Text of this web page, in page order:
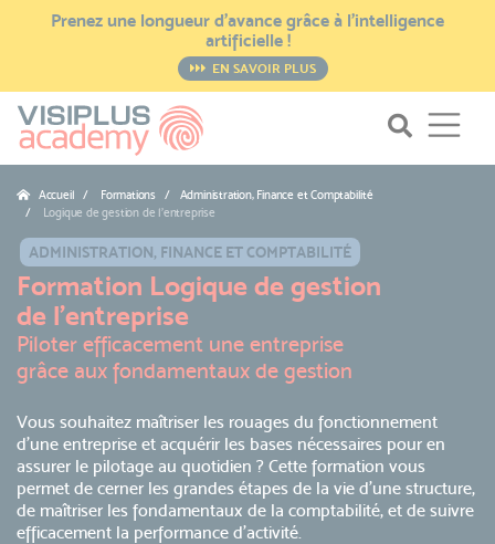
Prenez une longueur d’avance grâce à l’intelligence
artificielle !
EN SAVOIR PLUS
Accueil
Formations / Administration, Finance et Comptabilité
Logique de gestion de l'entreprise
ADMINISTRATION, FINANCE ET COMPTABILITÉ
Formation Logique de gestion
de l'entreprise
Piloter efficacement une entreprise
grâce aux fondamentaux de gestion
Vous souhaitez maîtriser les rouages du fonctionnement
d'une entreprise et acquérir les bases nécessaires pour en
assurer le pilotage au quotidien ? Cette formation vous
permet de cerner les grandes étapes de la vie d’une structure,
de maîtriser les fondamentaux de la comptabilité, et de suivre
efficacement la performance d’activité.